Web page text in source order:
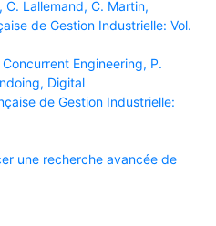
C. Lallemand, C. Martin,
de Gestion Industrielle: Vol.
Concurrent Engineering, P.
Digital
de Gestion Industrielle:
une recherche avancée de